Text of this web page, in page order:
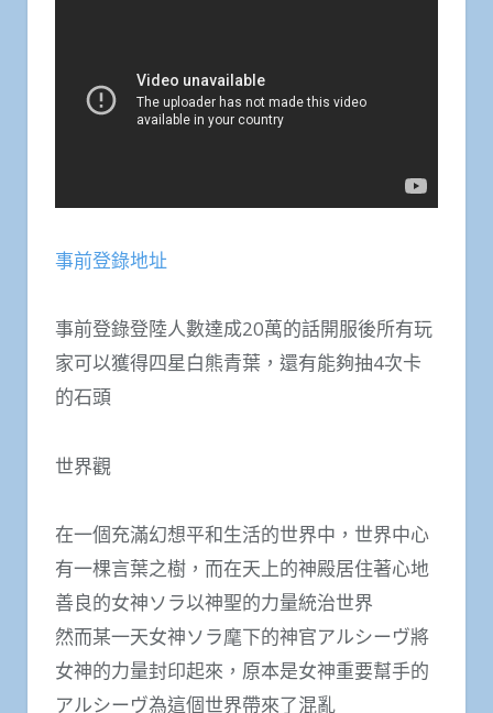
事前登錄地址
事前登錄登陸人數達成20萬的話開服後所有玩
家可以獲得四星白熊青葉，還有能夠抽4次卡
的石頭
世界觀
在一個充滿幻想平和生活的世界中，世界中心
有一棵言葉之樹，而在天上的神殿居住著心地
善良的女神ソラ以神聖的力量統治世界
然而某一天女神ソラ麾下的神官アルシーヴ將
女神的力量封印起來，原本是女神重要幫手的
アルシーヴ為這個世界帶來了混亂